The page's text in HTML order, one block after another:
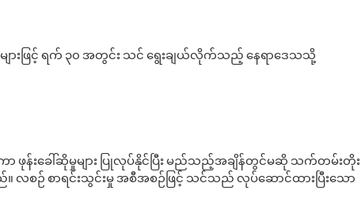
ားဖြင့် ရက် ၃၀ အတွင်း သင် ရွေးချယ်လိုက်သည့် နေရာဒေသသို့
ာ ဖုန်းခေါ်ဆိုမှုများ ပြုလုပ်နိုင်ပြီး မည်သည့်အချိန်တွင်မဆို သက်တမ်းတိုး
စဉ် စာရင်းသွင်းမှု အစီအစဉ်ဖြင့် သင်သည် လုပ်ဆောင်ထားပြီးသော